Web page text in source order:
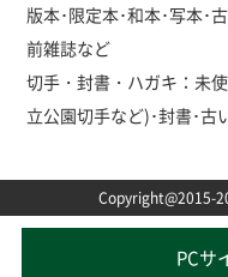
版本･限定本･和本･写本･
前雑誌など
切手・封書・ハガキ：未
立公園切手など)･封書･古
Copyright@2015-
PCサ